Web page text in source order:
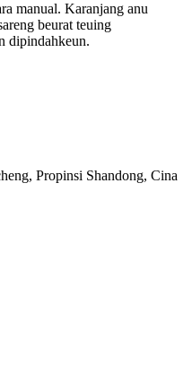
manual. Karanjang anu
beurat teuing
dipindahkeun.
Propinsi Shandong, Cina